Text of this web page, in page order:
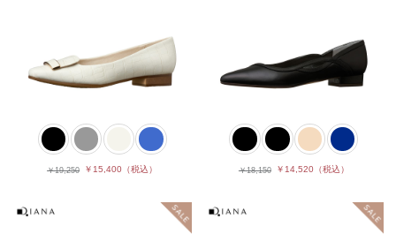
￥19,250 ￥15,400 （税込） ￥18,150 ￥14,520（税込）